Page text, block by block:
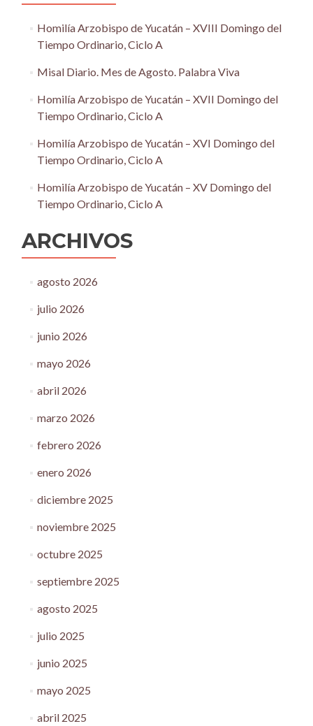
Homilía Arzobispo de Yucatán – XVIII Domingo del
Tiempo Ordinario, Ciclo A
Misal Diario. Mes de Agosto. Palabra Viva
Homilía Arzobispo de Yucatán – XVII Domingo del
Tiempo Ordinario, Ciclo A
Homilía Arzobispo de Yucatán – XVI Domingo del
Tiempo Ordinario, Ciclo A
Homilía Arzobispo de Yucatán – XV Domingo del
Tiempo Ordinario, Ciclo A
ARCHIVOS
agosto 2026
julio 2026
junio 2026
mayo 2026
abril 2026
marzo 2026
febrero 2026
enero 2026
diciembre 2025
noviembre 2025
octubre 2025
septiembre 2025
agosto 2025
julio 2025
junio 2025
mayo 2025
abril 2025